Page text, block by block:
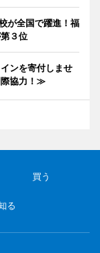
が全国で躍進！福
３位
ンを寄付しませ
際協力！≫
買う
る